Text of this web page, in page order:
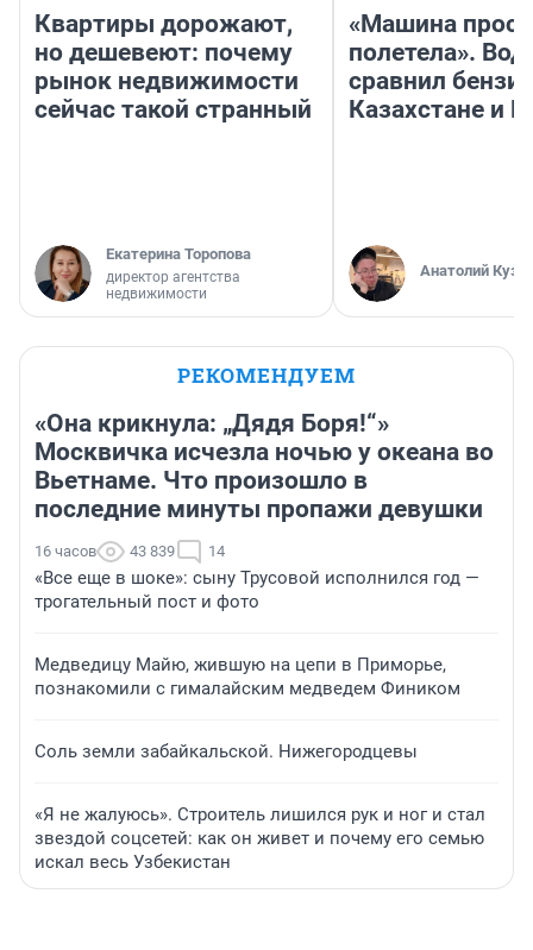
Квартиры дорожают,
но дешевеют: почему
рынок недвижимости
сейчас такой странный
Екатерина Торопова
директор агентства
недвижимости
«Машина
полетела».
сравнил
Казахстане и
Анатолий
РЕКОМЕНДУЕМ
«Она крикнула: „Дядя Боря!“»
Москвичка исчезла ночью у океана во
Вьетнаме. Что произошло в
последние минуты пропажи девушки
16 часов 43 839 14
«Все еще в шоке»: сыну Трусовой исполнился год —
трогательный пост и фото
Медведицу Майю, жившую на цепи в Приморье,
познакомили с гималайским медведем Фиником
Соль земли забайкальской. Нижегородцевы
«Я не жалуюсь». Строитель лишился рук и ног и стал
звездой соцсетей: как он живет и почему его семью
искал весь Узбекистан